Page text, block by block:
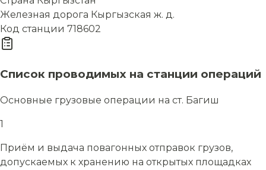
Железная дорога Кыргызская ж. д.
Код станции 718602
Список проводимых на станции операций
Основные грузовые операции на ст. Багиш
1
Приём и выдача повагонных отправок грузов,
допускаемых к хранению на открытых площадках